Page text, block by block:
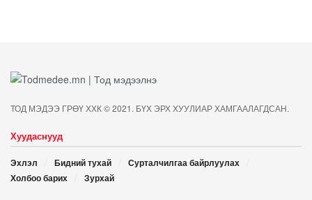
ТОД МЭДЭЭ ГРӨҮ ХХК © 2021. БҮХ ЭРХ ХУУЛИАР ХАМГААЛАГДСАН.
Хуудаснууд
Эхлэл Бидний тухай
Сурталчилгаа байрлуулах
Холбоо барих
Зурхай